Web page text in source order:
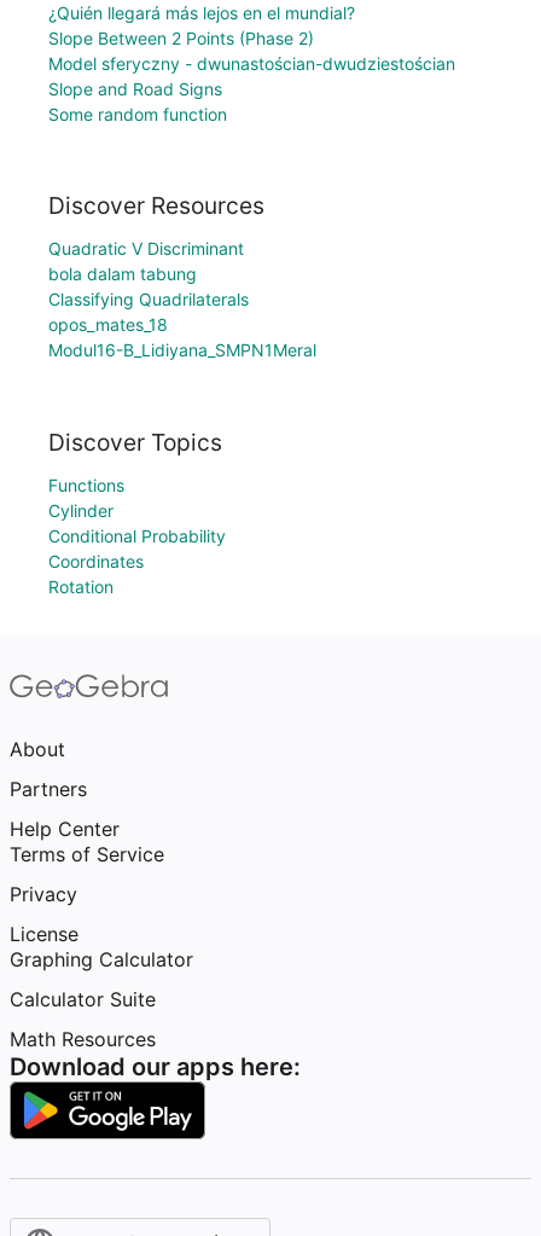
¿Quién llegará más lejos en el mundial?
Slope Between 2 Points (Phase 2)
Model sferyczny - dwunastościan-dwudziestościan
Slope and Road Signs
Some random function
Discover Resources
Quadratic V Discriminant
bola dalam tabung
Classifying Quadrilaterals
opos_mates_18
Modul16-B_Lidiyana_SMPN1Meral
Discover Topics
Functions
Cylinder
Conditional Probability
Coordinates
Rotation
About
Partners
Help Center
Terms of Service
Privacy
License
Graphing Calculator
Calculator Suite
Math Resources
Download our apps here: